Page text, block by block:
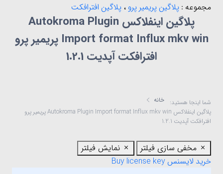
مجموعه : پلاگین پریمیر پرو ، پلاگین افترافکت
پلاگین اینفلاکس Autokroma Plugin
Import format Influx mkv win پریمیر پرو
افترافکت آپدیت 1.2.1
شما اینجا هستید:
خانه
پلاگین اینفلاکس Autokroma Plugin Import format Influx mkv win پریمیر پرو
افترافکت آپدیت 1.2.1
مخفی سازی فیلتر
نمایش فیلتر
خرید لایسنس Buy license key